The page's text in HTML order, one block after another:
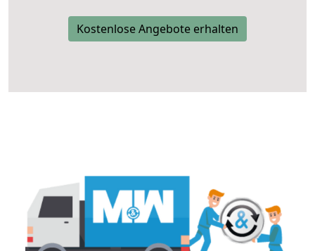
Kostenlose Angebote erhalten